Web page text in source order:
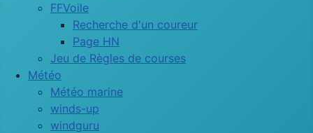
FFVoile
Recherche d'un coureur
Page HN
Jeu de Règles de courses
Météo
Météo marine
winds-up
windguru